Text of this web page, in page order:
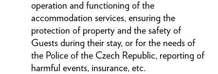
operation and functioning of the
accommodation services, ensuring the
protection of property and the safety of
Guests during their stay, or for the needs of
the Police of the Czech Republic, reporting of
harmful events, insurance, etc.